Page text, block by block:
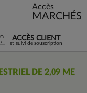
Accès
MARCHÉS
ACCÈS CLIENT
et suivi de souscription
DE 2,09 ME